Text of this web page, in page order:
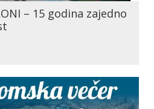
– 15 godina zajedno